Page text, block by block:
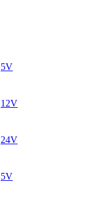
5V
12V
24V
5V